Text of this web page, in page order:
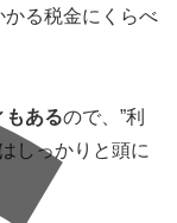
る税金にくらべ
もあるので、”利
しっかりと頭に